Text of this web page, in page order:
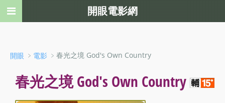
開眼 ﹥ 電影 ﹥春光之境 God's Own Country
春光之境 God's Own Country
開眼電影網